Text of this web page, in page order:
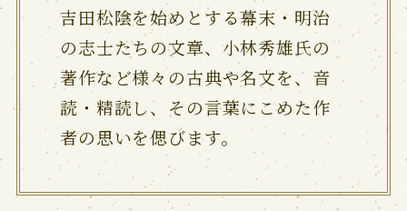
吉田松陰を始めとする幕末・明治
の志士たちの文章、小林秀雄氏の
著作など様々の古典や名文を、音
読・精読し、その言葉にこめた作
者の思いを偲びます。